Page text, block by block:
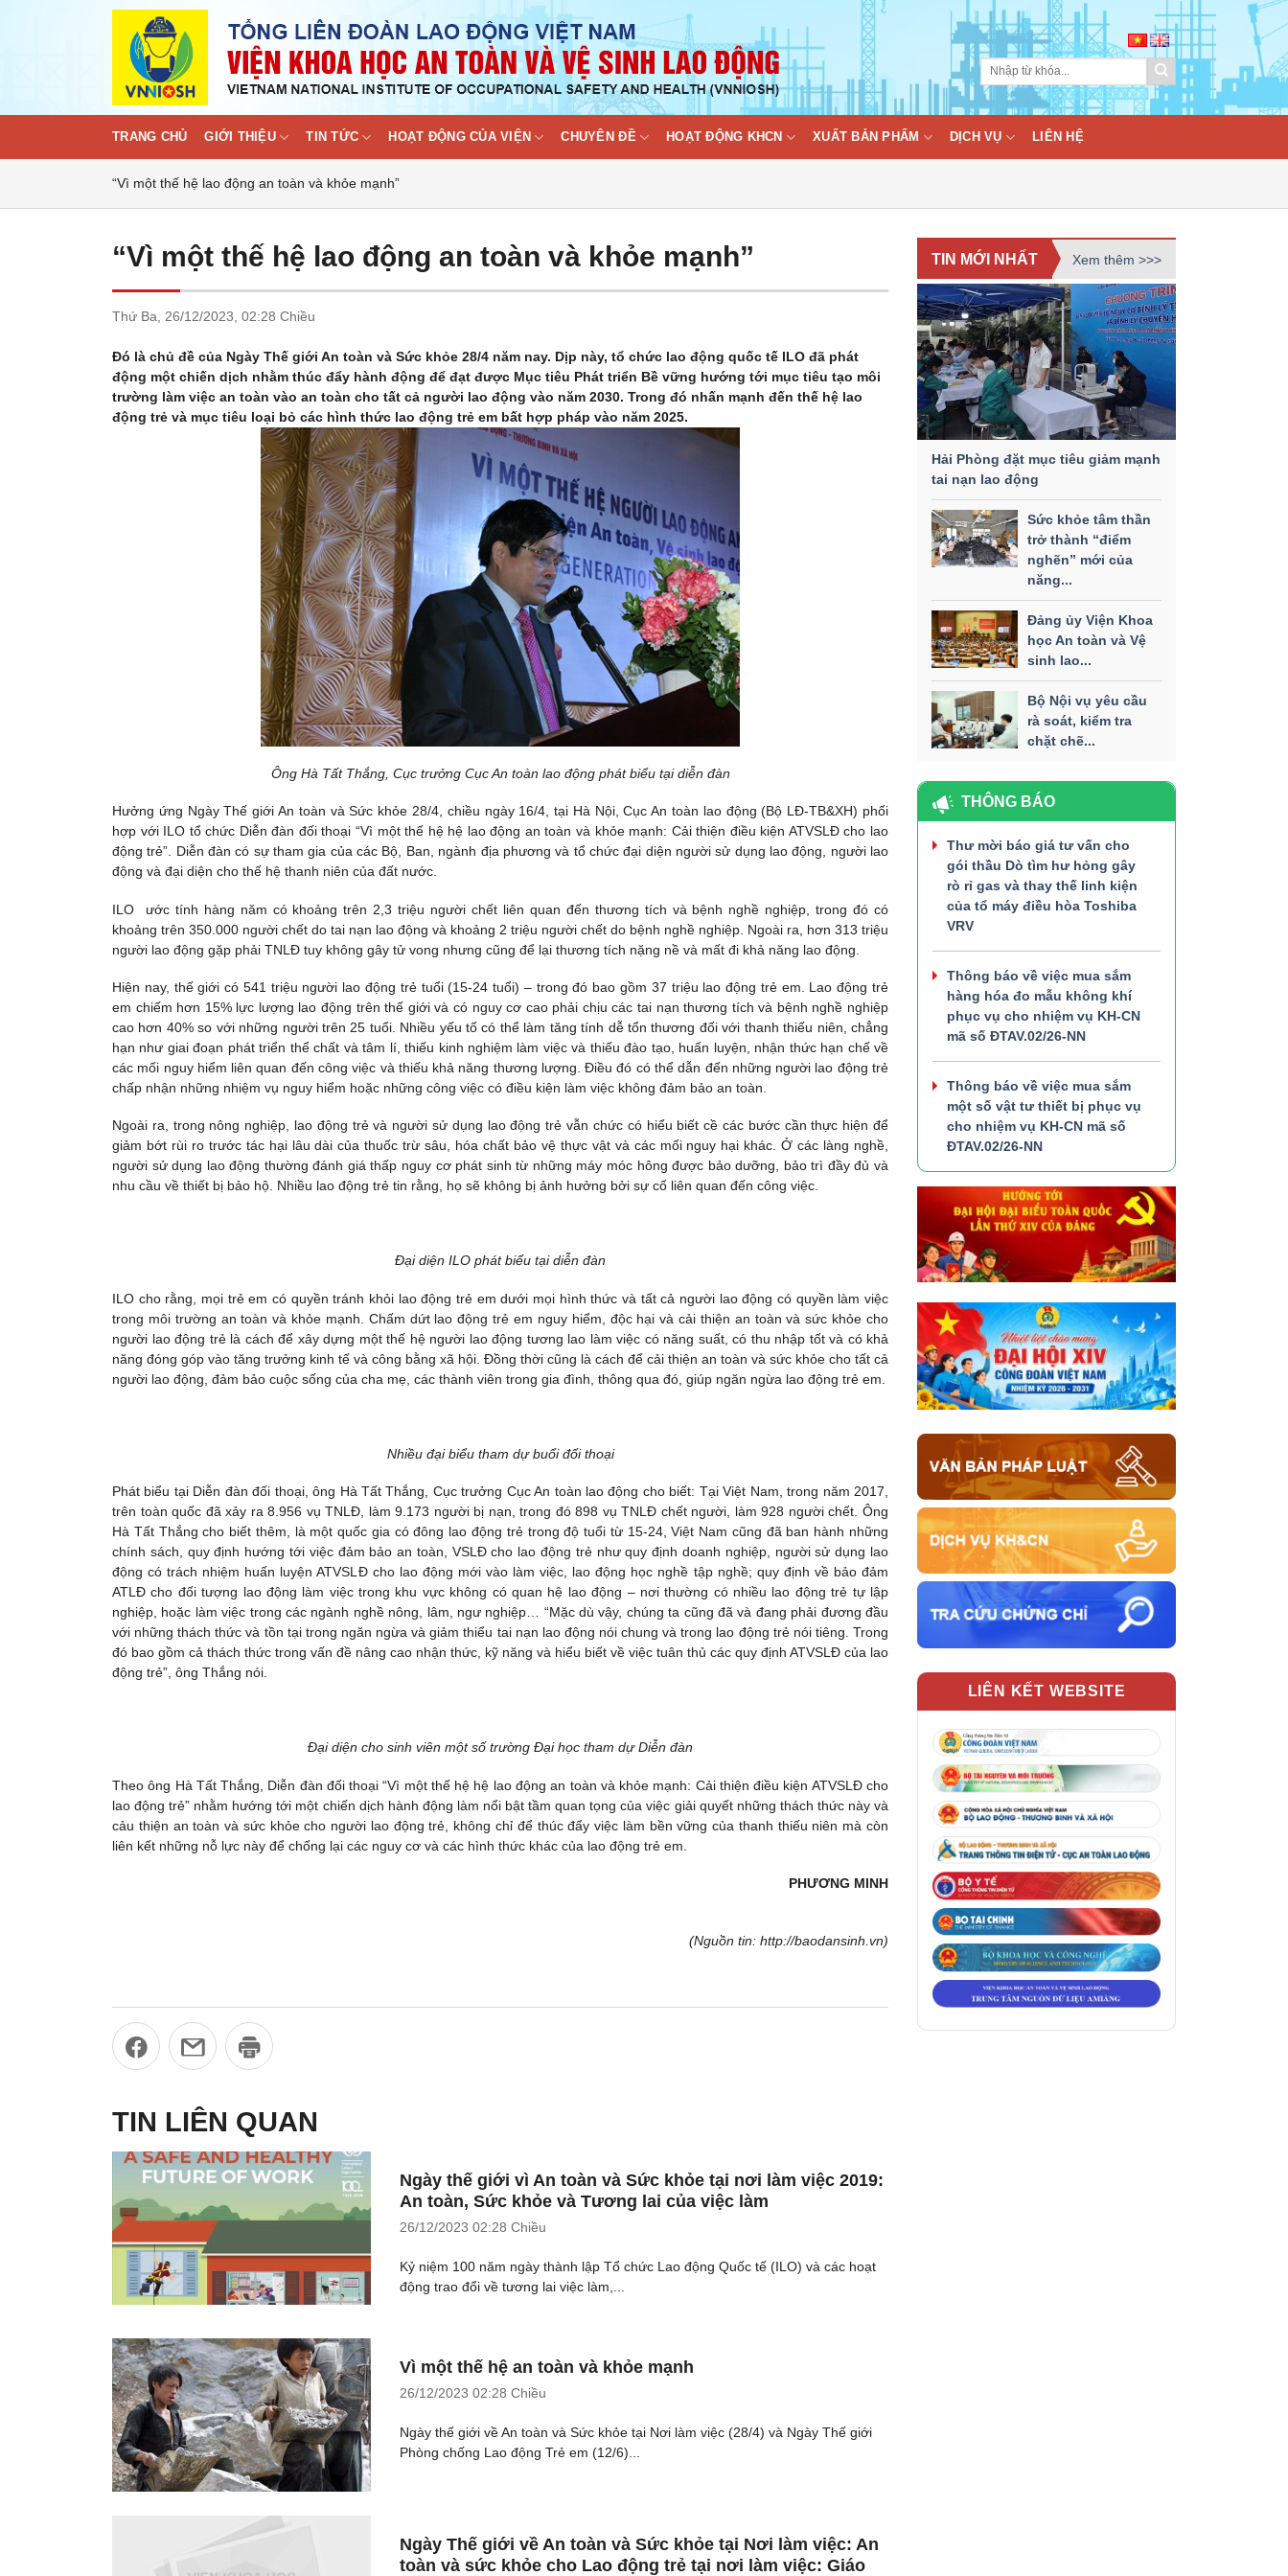
TRANG CHỦ GIỚI THIỆU TIN TỨC HOẠT ĐỘNG CỦA VIỆN CHUYÊN ĐỀ HOẠT ĐỘNG KHCN XUẤT BẢN PHẨM DỊCH VỤ LIÊN HỆ
“Vì một thế hệ lao động an toàn và khỏe mạnh”
“Vì một thế hệ lao động an toàn và khỏe mạnh”
Thứ Ba, 26/12/2023, 02:28 Chiều
Đó là chủ đề của Ngày Thế giới An toàn và Sức khỏe 28/4 năm nay. Dịp này, tổ chức lao động quốc tế ILO đã phát
động một chiến dịch nhằm thúc đẩy hành động để đạt được Mục tiêu Phát triển Bề vững hướng tới mục tiêu tạo môi
trường làm việc an toàn vào an toàn cho tất cả người lao động vào năm 2030. Trong đó nhấn mạnh đến thế hệ lao
động trẻ và mục tiêu loại bỏ các hình thức lao động trẻ em bất hợp pháp vào năm 2025.
Ông Hà Tất Thắng, Cục trưởng Cục An toàn lao động phát biểu tại diễn đàn
Hưởng ứng Ngày Thế giới An toàn và Sức khỏe 28/4, chiều ngày 16/4, tại Hà Nội, Cục An toàn lao động (Bộ LĐ-TB&XH) phối
hợp với ILO tổ chức Diễn đàn đối thoại “Vì một thế hệ hệ lao động an toàn và khỏe mạnh: Cải thiện điều kiện ATVSLĐ cho lao
động trẻ”. Diễn đàn có sự tham gia của các Bộ, Ban, ngành địa phương và tổ chức đại diện người sử dụng lao động, người lao
động và đại diện cho thế hệ thanh niên của đất nước.
ILO ước tính hàng năm có khoảng trên 2,3 triệu người chết liên quan đến thương tích và bệnh nghề nghiệp, trong đó có
khoảng trên 350.000 người chết do tai nạn lao động và khoảng 2 triệu người chết do bệnh nghề nghiệp. Ngoài ra, hơn 313 triệu
người lao động gặp phải TNLĐ tuy không gây tử vong nhưng cũng để lại thương tích nặng nề và mất đi khả năng lao động.
Hiện nay, thế giới có 541 triệu người lao động trẻ tuổi (15-24 tuổi) – trong đó bao gồm 37 triệu lao động trẻ em. Lao động trẻ
em chiếm hơn 15% lực lượng lao động trên thế giới và có nguy cơ cao phải chịu các tai nạn thương tích và bệnh nghề nghiệp
cao hơn 40% so với những người trên 25 tuổi. Nhiều yếu tố có thể làm tăng tính dễ tổn thương đối với thanh thiếu niên, chẳng
hạn như giai đoạn phát triển thể chất và tâm lí, thiếu kinh nghiệm làm việc và thiếu đào tạo, huấn luyện, nhận thức hạn chế về
các mối nguy hiểm liên quan đến công việc và thiếu khả năng thương lượng. Điều đó có thể dẫn đến những người lao động trẻ
chấp nhận những nhiệm vụ nguy hiểm hoặc những công việc có điều kiện làm việc không đảm bảo an toàn.
Ngoài ra, trong nông nghiệp, lao động trẻ và người sử dụng lao động trẻ vẫn chức có hiểu biết cề các bước cần thực hiện để
giảm bớt rùi ro trước tác hại lâu dài của thuốc trừ sâu, hóa chất bảo vệ thực vật và các mối nguy hại khác. Ở các làng nghề,
người sử dụng lao động thường đánh giá thấp nguy cơ phát sinh từ những máy móc hông được bảo dưỡng, bảo trì đầy đủ và
nhu cầu về thiết bị bảo hộ. Nhiều lao động trẻ tin rằng, họ sẽ không bị ảnh hưởng bởi sự cố liên quan đến công việc.
Đại diện ILO phát biểu tại diễn đàn
ILO cho rằng, mọi trẻ em có quyền tránh khỏi lao động trẻ em dưới mọi hình thức và tất cả người lao động có quyền làm việc
trong môi trường an toàn và khỏe mạnh. Chấm dứt lao động trẻ em nguy hiểm, độc hại và cải thiện an toàn và sức khỏe cho
người lao động trẻ là cách để xây dựng một thế hệ người lao động tương lao làm việc có năng suất, có thu nhập tốt và có khả
năng đóng góp vào tăng trưởng kinh tế và công bằng xã hội. Đồng thời cũng là cách để cải thiện an toàn và sức khỏe cho tất cả
người lao động, đảm bảo cuộc sống của cha mẹ, các thành viên trong gia đình, thông qua đó, giúp ngăn ngừa lao động trẻ em.
Nhiều đại biểu tham dự buổi đối thoại
Phát biểu tại Diễn đàn đối thoại, ông Hà Tất Thắng, Cục trưởng Cục An toàn lao động cho biết: Tại Việt Nam, trong năm 2017,
trên toàn quốc đã xảy ra 8.956 vụ TNLĐ, làm 9.173 người bị nạn, trong đó 898 vụ TNLĐ chết người, làm 928 người chết. Ông
Hà Tất Thắng cho biết thêm, là một quốc gia có đông lao động trẻ trong độ tuổi từ 15-24, Việt Nam cũng đã ban hành những
chính sách, quy định hướng tới việc đảm bảo an toàn, VSLĐ cho lao động trẻ như quy định doanh nghiệp, người sử dụng lao
động có trách nhiệm huấn luyện ATVSLĐ cho lao động mới vào làm việc, lao động học nghề tập nghề; quy định về bảo đảm
ATLĐ cho đối tượng lao động làm việc trong khu vực không có quan hệ lao động – nơi thường có nhiều lao động trẻ tự lập
nghiệp, hoặc làm việc trong các ngành nghề nông, lâm, ngư nghiệp… “Mặc dù vậy, chúng ta cũng đã và đang phải đương đầu
với những thách thức và tồn tại trong ngăn ngừa và giảm thiểu tai nạn lao động nói chung và trong lao động trẻ nói tiêng. Trong
đó bao gồm cả thách thức trong vấn đề nâng cao nhận thức, kỹ năng và hiểu biết về việc tuân thủ các quy định ATVSLĐ của lao
động trẻ”, ông Thắng nói.
Đại diện cho sinh viên một số trường Đại học tham dự Diễn đàn
Theo ông Hà Tất Thắng, Diễn đàn đối thoại “Vì một thế hệ hệ lao động an toàn và khỏe mạnh: Cải thiện điều kiện ATVSLĐ cho
lao động trẻ” nhằm hướng tới một chiến dịch hành động làm nổi bật tầm quan tọng của việc giải quyết những thách thức này và
cảu thiện an toàn và sức khỏe cho người lao động trẻ, không chỉ để thúc đẩy việc làm bền vững của thanh thiếu niên mà còn
liên kết những nỗ lực này để chống lại các nguy cơ và các hình thức khác của lao động trẻ em.
PHƯƠNG MINH
(Nguồn tin: http://baodansinh.vn)
TIN LIÊN QUAN
Ngày thế giới vì An toàn và Sức khỏe tại nơi làm việc 2019:
An toàn, Sức khỏe và Tương lai của việc làm
26/12/2023 02:28 Chiều
Kỷ niệm 100 năm ngày thành lập Tổ chức Lao động Quốc tế (ILO) và các hoạt
động trao đổi về tương lai việc làm,...
Vì một thế hệ an toàn và khỏe mạnh
26/12/2023 02:28 Chiều
Ngày thế giới về An toàn và Sức khỏe tại Nơi làm việc (28/4) và Ngày Thế giới
Phòng chống Lao động Trẻ em (12/6)...
Ngày Thế giới về An toàn và Sức khỏe tại Nơi làm việc: An
toàn và sức khỏe cho Lao động trẻ tại nơi làm việc: Giáo
TIN MỚI NHẤT Xem thêm >>>
Hải Phòng đặt mục tiêu giảm mạnh
tai nạn lao động
Sức khỏe tâm thần
trở thành “điểm
nghẽn” mới của
năng...
Đảng ủy Viện Khoa
học An toàn và Vệ
sinh lao...
Bộ Nội vụ yêu cầu
rà soát, kiểm tra
chặt chẽ...
THÔNG BÁO
Thư mời báo giá tư vấn cho
gói thầu Dò tìm hư hỏng gây
rò rỉ gas và thay thế linh kiện
của tổ máy điều hòa Toshiba
VRV
Thông báo về việc mua sắm
hàng hóa đo mẫu không khí
phục vụ cho nhiệm vụ KH-CN
mã số ĐTAV.02/26-NN
Thông báo về việc mua sắm
một số vật tư thiết bị phục vụ
cho nhiệm vụ KH-CN mã số
ĐTAV.02/26-NN
LIÊN KẾT WEBSITE